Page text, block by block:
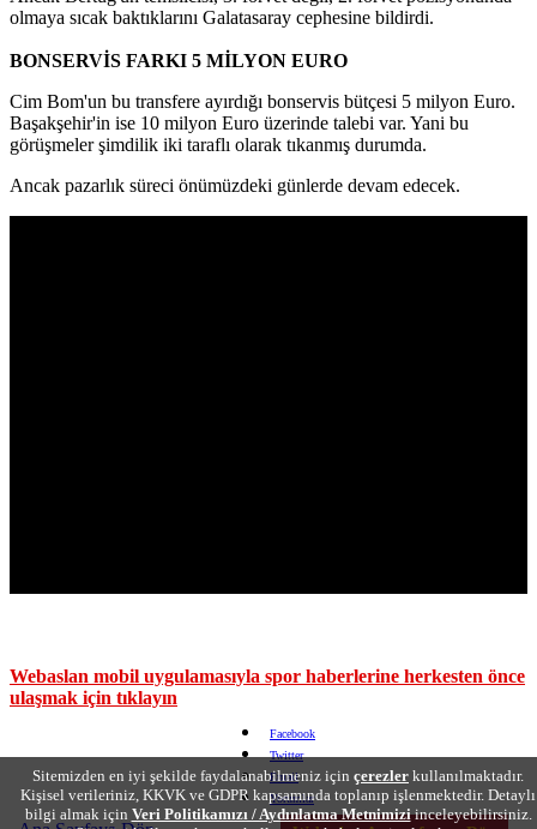
olmaya sıcak baktıklarını Galatasaray cephesine bildirdi.
BONSERVİS FARKI 5 MİLYON EURO
Cim Bom'un bu transfere ayırdığı bonservis bütçesi 5 milyon Euro.
Başakşehir'in ise 10 milyon Euro üzerinde talebi var. Yani bu
görüşmeler şimdilik iki taraflı olarak tıkanmış durumda.
Ancak pazarlık süreci önümüzdeki günlerde devam edecek.
Webaslan mobil uygulamasıyla spor haberlerine herkesten önce
ulaşmak için tıklayın
Facebook
Twitter
Email
Yorumlar
Sitemizden en iyi şekilde faydalanabilmeniz için çerezler kullanılmaktadır.
Kişisel verileriniz, KKVK ve GDPR kapsamında toplanıp işlenmektedir. Detaylı
bilgi almak için Veri Politikamızı / Aydınlatma Metnimiziinceleyebilirsiniz.